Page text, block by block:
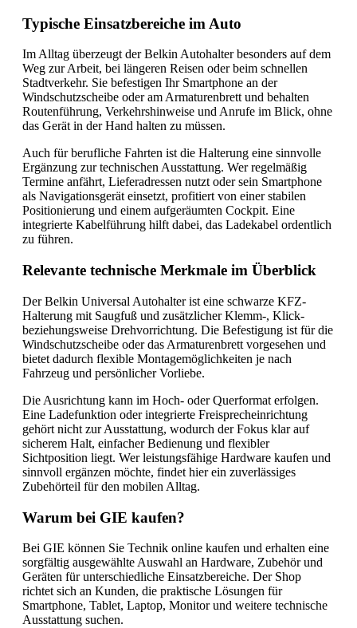
Typische Einsatzbereiche im Auto
Im Alltag überzeugt der Belkin Autohalter besonders auf dem
Weg zur Arbeit, bei längeren Reisen oder beim schnellen
Stadtverkehr. Sie befestigen Ihr Smartphone an der
Windschutzscheibe oder am Armaturenbrett und behalten
Routenführung, Verkehrshinweise und Anrufe im Blick, ohne
das Gerät in der Hand halten zu müssen.
Auch für berufliche Fahrten ist die Halterung eine sinnvolle
Ergänzung zur technischen Ausstattung. Wer regelmäßig
Termine anfährt, Lieferadressen nutzt oder sein Smartphone
als Navigationsgerät einsetzt, profitiert von einer stabilen
Positionierung und einem aufgeräumten Cockpit. Eine
integrierte Kabelführung hilft dabei, das Ladekabel ordentlich
zu führen.
Relevante technische Merkmale im Überblick
Der Belkin Universal Autohalter ist eine schwarze KFZ-
Halterung mit Saugfuß und zusätzlicher Klemm-, Klick-
beziehungsweise Drehvorrichtung. Die Befestigung ist für die
Windschutzscheibe oder das Armaturenbrett vorgesehen und
bietet dadurch flexible Montagemöglichkeiten je nach
Fahrzeug und persönlicher Vorliebe.
Die Ausrichtung kann im Hoch- oder Querformat erfolgen.
Eine Ladefunktion oder integrierte Freisprecheinrichtung
gehört nicht zur Ausstattung, wodurch der Fokus klar auf
sicherem Halt, einfacher Bedienung und flexibler
Sichtposition liegt. Wer leistungsfähige Hardware kaufen und
sinnvoll ergänzen möchte, findet hier ein zuverlässiges
Zubehörteil für den mobilen Alltag.
Warum bei GIE kaufen?
Bei GIE können Sie Technik online kaufen und erhalten eine
sorgfältig ausgewählte Auswahl an Hardware, Zubehör und
Geräten für unterschiedliche Einsatzbereiche. Der Shop
richtet sich an Kunden, die praktische Lösungen für
Smartphone, Tablet, Laptop, Monitor und weitere technische
Ausstattung suchen.